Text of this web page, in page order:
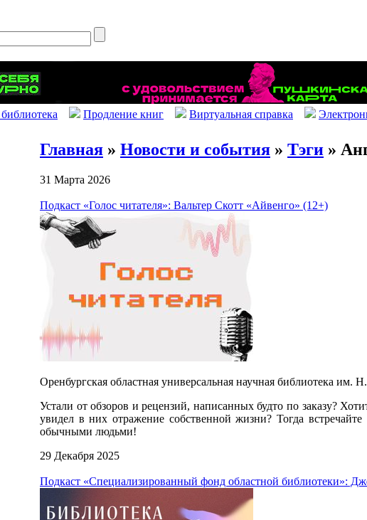
Продление книг Виртуальная справка
Главная » Новости и события » Тэги »
31 Марта 2026
Подкаст «Голос читателя»: Вальтер Скотт «Айвенго» (12+)
Оренбургская областная универсальная научная библиотека им.
Устали от обзоров и рецензий, написанных будто по заказу?
увидел в них отражение собственной жизни? Тогда
обычными людьми!
29 Декабря 2025
Подкаст «Специализированный фонд областной библиотеки»: